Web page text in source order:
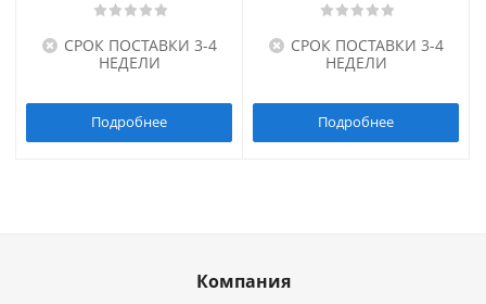
СРОК ПОСТАВКИ 3-4
НЕДЕЛИ
Подробнее
СРОК ПОСТАВКИ 3-4
НЕДЕЛИ
Подробнее
Компания